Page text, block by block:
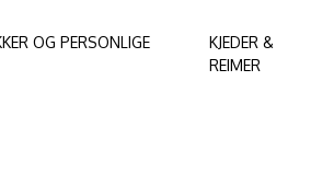
OG PERSONLIGE
KJEDER &
REIMER